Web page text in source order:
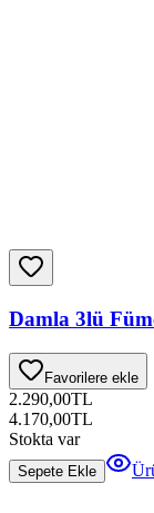
Damla 3lü
Favorilere ekle
2.290,00TL
4.170,00TL
Stokta var
Sepete Ekle